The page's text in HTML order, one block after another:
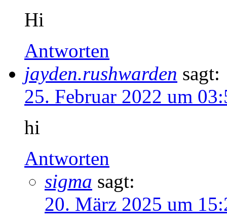
Hi
Antworten
jayden.rushwarden sagt:
25. Februar 2022 um
hi
Antworten
sigma sagt:
20. März 2025 um